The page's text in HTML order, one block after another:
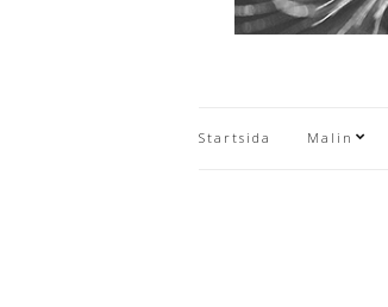
Startsida Malin